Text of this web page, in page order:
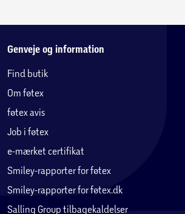
Genveje og information
Find butik
Om føtex
føtex avis
Job i føtex
e-mærket certifikat
Smiley-rapporter for føtex
Smiley-rapporter for føtex.dk
Salling Group tilbagekaldelser